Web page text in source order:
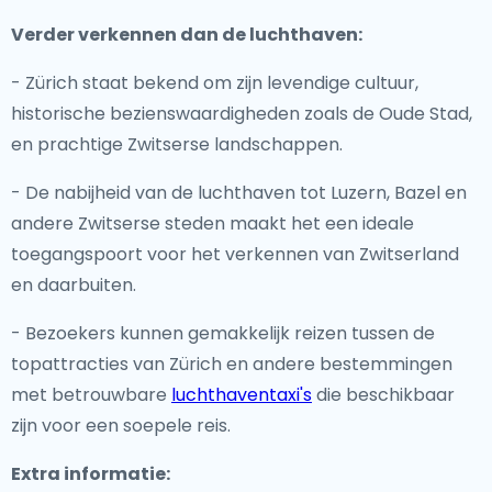
Verder verkennen dan de luchthaven:
- Zürich staat bekend om zijn levendige cultuur,
historische bezienswaardigheden zoals de Oude Stad,
en prachtige Zwitserse landschappen.
- De nabijheid van de luchthaven tot Luzern, Bazel en
andere Zwitserse steden maakt het een ideale
toegangspoort voor het verkennen van Zwitserland
en daarbuiten.
- Bezoekers kunnen gemakkelijk reizen tussen de
topattracties van Zürich en andere bestemmingen
met betrouwbare luchthaventaxi'sdie beschikbaar
zijn voor een soepele reis.
Extra informatie: